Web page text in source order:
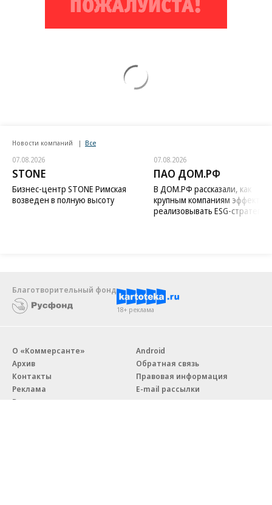
Новости компаний Все
07.08.2026
STONE
Бизнес-центр STONE Римская
возведен в полную высоту
07.08.2026
ПАО ДОМ.РФ
В ДОМ.РФ рассказали, как
крупным компаниям
реализовывать ESG-стратегию
Благотворительный фонд
18+ реклама
О «Коммерсанте»
Архив
Контакты
Реклама
Вакансии
Android
Обратная связь
Правовая информация
E-mail рассылки